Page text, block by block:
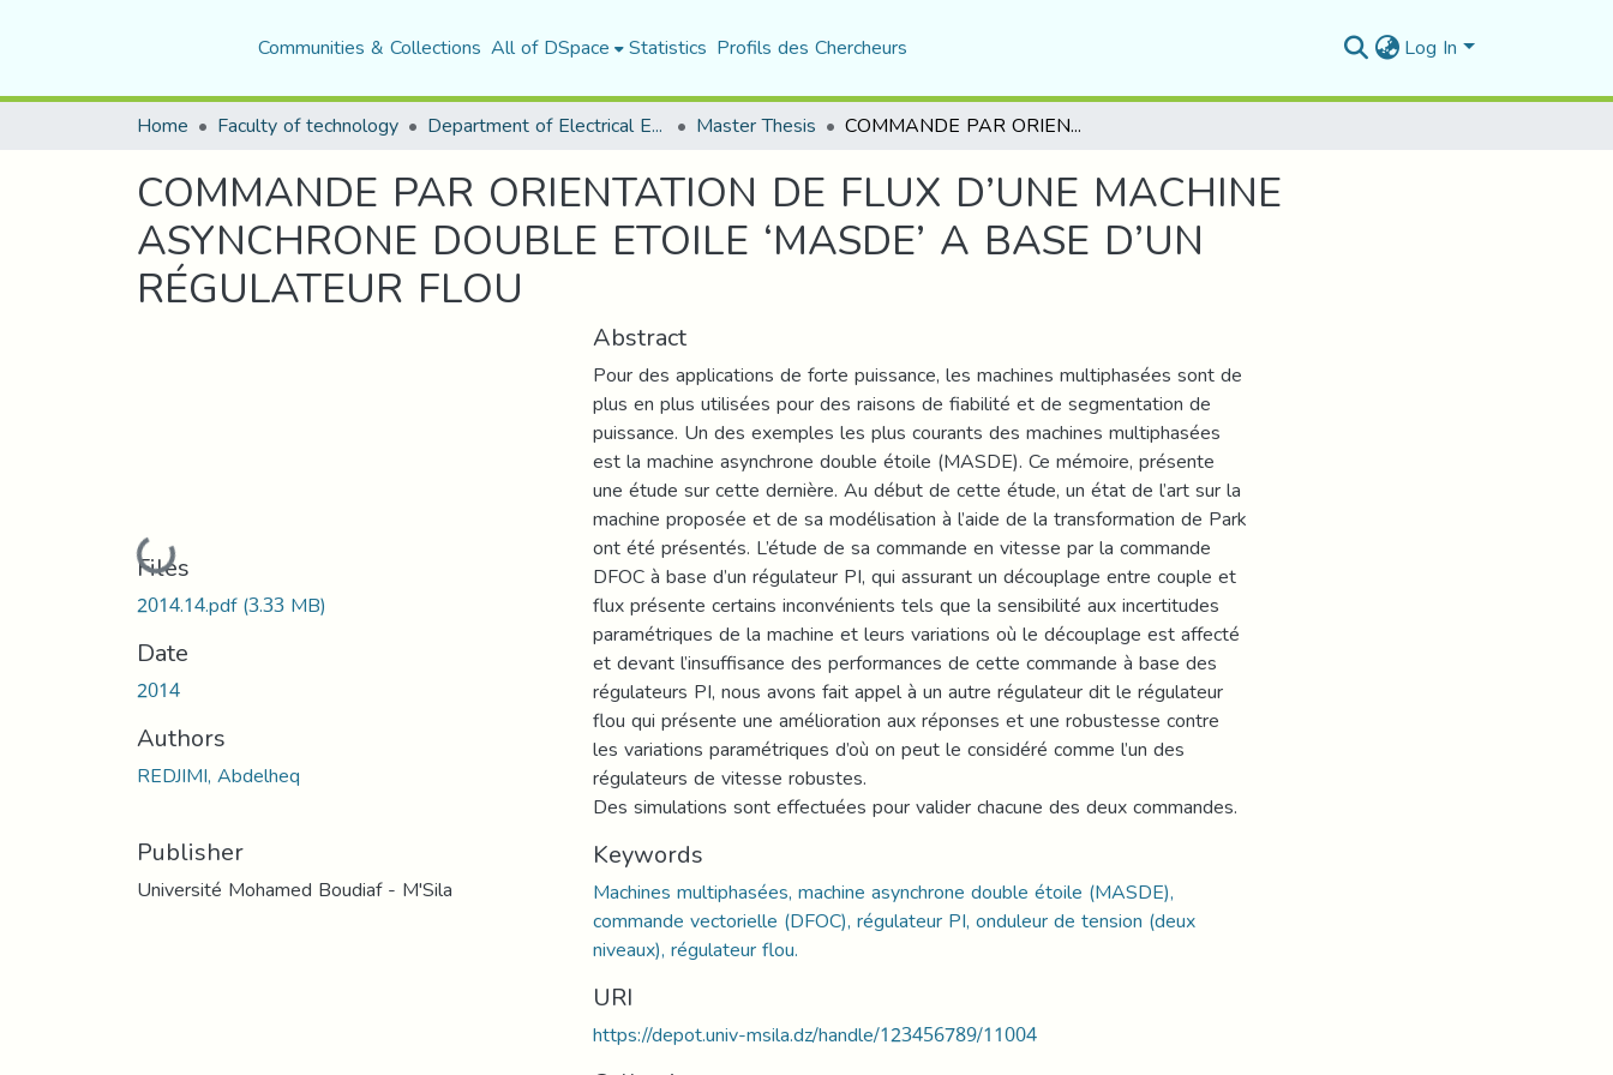
Communities & Collections All of DSpace Statistics Profils des Chercheurs Log In
Home Faculty of technology Department of Electrical Engineering Master Thesis COMMANDE PAR ORIENTATION DE FLUX D’UNE MACHINE ASYNCHRONE DOUBLE ETOILE ‘MASDE’ A BASE D’UN RÉGULATEUR FLOU
COMMANDE PAR ORIENTATION DE FLUX D’UNE MACHINE
ASYNCHRONE DOUBLE ETOILE ‘MASDE’ A BASE D’UN
RÉGULATEUR FLOU
Loading...
Files
2014.14.pdf(3.33 MB)
Date
2014
Authors
REDJIMI, Abdelheq
Publisher
Université Mohamed Boudiaf - M'Sila
Abstract
Pour des applications de forte puissance, les machines multiphasées sont de
plus en plus utilisées pour des raisons de fiabilité et de segmentation de
puissance. Un des exemples les plus courants des machines multiphasées
est la machine asynchrone double étoile (MASDE). Ce mémoire, présente
une étude sur cette dernière. Au début de cette étude, un état de l’art sur la
machine proposée et de sa modélisation à l’aide de la transformation de Park
ont été présentés. L’étude de sa commande en vitesse par la commande
DFOC à base d’un régulateur PI, qui assurant un découplage entre couple et
flux présente certains inconvénients tels que la sensibilité aux incertitudes
paramétriques de la machine et leurs variations où le découplage est affecté
et devant l’insuffisance des performances de cette commande à base des
régulateurs PI, nous avons fait appel à un autre régulateur dit le régulateur
flou qui présente une amélioration aux réponses et une robustesse contre
les variations paramétriques d’où on peut le considéré comme l’un des
régulateurs de vitesse robustes.
Des simulations sont effectuées pour valider chacune des deux commandes.
Keywords
Machines multiphasées, machine asynchrone double étoile (MASDE),
commande vectorielle (DFOC), régulateur PI, onduleur de tension (deux
niveaux), régulateur flou.
URI
https://depot.univ-msila.dz/handle/123456789/11004